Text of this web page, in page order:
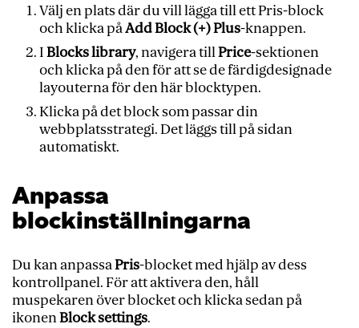
Välj en plats där du vill lägga till ett Pris-block
och klicka påAdd Block (+) Plus-knappen.
IBlocks library, navigera tillPrice-sektionen
och klicka på den för att se de färdigdesignade
layouterna för den här blocktypen.
Klicka på det block som passar din
webbplatsstrategi. Det läggs till på sidan
automatiskt.
Anpassa
blockinställningarna
Du kan anpassaPris-blocket med hjälp av dess
kontrollpanel. För att aktivera den, håll
muspekaren över blocket och klicka sedan på
ikonenBlock settings.